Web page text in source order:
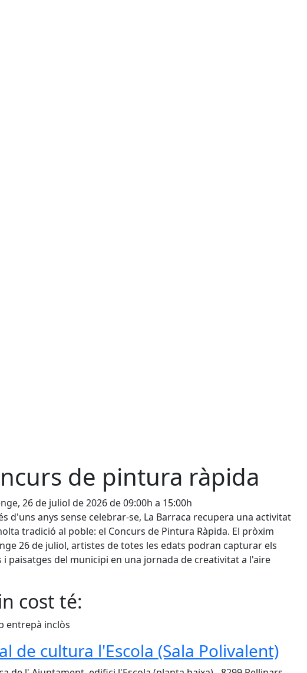
de pintura ràpida
26 de juliol de 2026 de 09:00h a 15:00h
d'uns anys sense celebrar-se, La Barraca recupera una activitat
tradició al poble: el Concurs de Pintura Ràpida. El pròxim
26 de juliol, artistes de totes les edats podran capturar els
i paisatges del municipi en una jornada de creativitat a l'aire
cost té:
entrepà inclòs
de cultura l'Escola (Sala Polivalent)